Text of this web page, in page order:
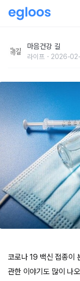
마음건강 길
라이프 2026-
코로나 19 백신 접종이
관한 이야기도 많이 나